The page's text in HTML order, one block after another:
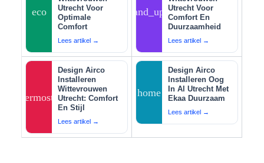
eco
Utrecht Voor
Optimale
Comfort
Lees artikel →
tips_and_updatesUtrecht Voor
Comfort En
Duurzaamheid
Lees artikel →
thermostat
Design Airco
Installeren
Wittevrouwen
Utrecht: Comfort
En Stijl
Lees artikel →
home
Design Airco
Installeren Oog
In Al Utrecht Met
Ekaa Duurzaam
Lees artikel →